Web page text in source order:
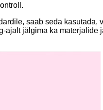
saab seda kasutada,
jälgima ka materjalide